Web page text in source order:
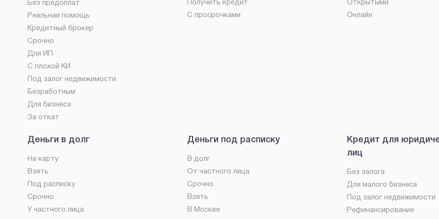
Без предоплат
Реальная помощь
Кредитный брокер
Срочно
Для ИП
С плохой КИ
Под залог недвижимости
Безработным
Для бизнеса
За откат
Получить кредит
С просрочками
Открытыми
Онлайн
Деньги в долг
На карту
Взять
Под расписку
Срочно
У частного лица
Деньги под расписку
В долг
От частного лица
Срочно
Взять
В Москве
Кредит для
лиц
Без залога
Для малого бизнеса
Под залог недвижимости
Рефинансирование